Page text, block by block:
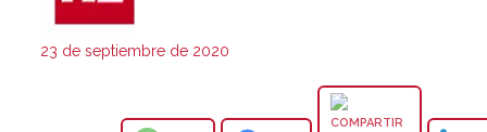
23 de septiembre de 2020